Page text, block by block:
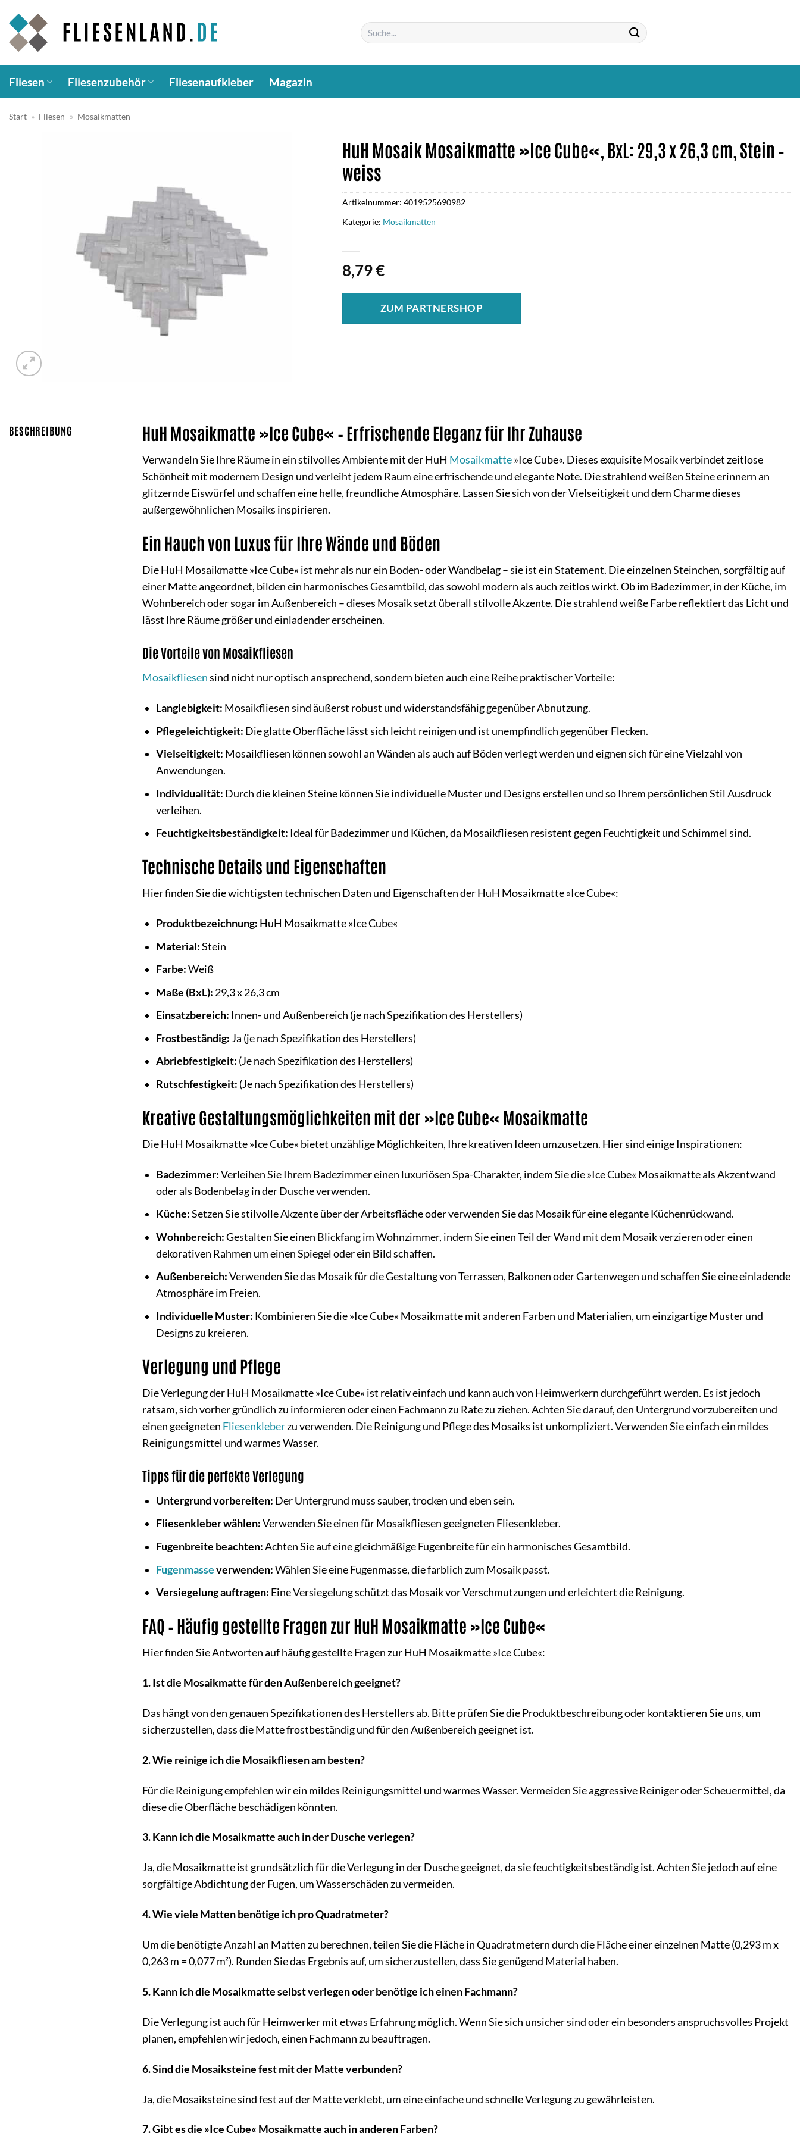
Inhalt
springen
Suchen
nach:
Fliesen Fliesenzubehör Fliesenaufkleber Magazin
Start » Fliesen » Mosaikmatten
HuH Mosaik Mosaikmatte »Ice Cube«, BxL: 29,3 x 26,3 cm, Stein –
weiss
8,79€
ZUM PARTNERSHOP
Artikelnummer: 4019525690982
Kategorie: Mosaikmatten
BESCHREIBUNG HuH Mosaikmatte »Ice Cube« – Erfrischende Eleganz für Ihr Zuhause
Verwandeln Sie Ihre Räume in ein stilvolles Ambiente mit der HuH Mosaikmatte»Ice Cube«. Dieses exquisite Mosaik verbindet zeitlose
Schönheit mit modernem Design und verleiht jedem Raum eine erfrischende und elegante Note. Die strahlend weißen Steine erinnern an
glitzernde Eiswürfel und schaffen eine helle, freundliche Atmosphäre. Lassen Sie sich von der Vielseitigkeit und dem Charme dieses
außergewöhnlichen Mosaiks inspirieren.
Ein Hauch von Luxus für Ihre Wände und Böden
Die HuH Mosaikmatte »Ice Cube« ist mehr als nur ein Boden- oder Wandbelag – sie ist ein Statement. Die einzelnen Steinchen, sorgfältig auf
einer Matte angeordnet, bilden ein harmonisches Gesamtbild, das sowohl modern als auch zeitlos wirkt. Ob im Badezimmer, in der Küche, im
Wohnbereich oder sogar im Außenbereich – dieses Mosaik setzt überall stilvolle Akzente. Die strahlend weiße Farbe reflektiert das Licht und
lässt Ihre Räume größer und einladender erscheinen.
Die Vorteile von Mosaikfliesen
Mosaikfliesensind nicht nur optisch ansprechend, sondern bieten auch eine Reihe praktischer Vorteile:
Langlebigkeit: Mosaikfliesen sind äußerst robust und widerstandsfähig gegenüber Abnutzung.
Pflegeleichtigkeit: Die glatte Oberfläche lässt sich leicht reinigen und ist unempfindlich gegenüber Flecken.
Vielseitigkeit: Mosaikfliesen können sowohl an Wänden als auch auf Böden verlegt werden und eignen sich für eine Vielzahl von
Anwendungen.
Individualität: Durch die kleinen Steine können Sie individuelle Muster und Designs erstellen und so Ihrem persönlichen Stil Ausdruck
verleihen.
Feuchtigkeitsbeständigkeit: Ideal für Badezimmer und Küchen, da Mosaikfliesen resistent gegen Feuchtigkeit und Schimmel sind.
Technische Details und Eigenschaften
Hier finden Sie die wichtigsten technischen Daten und Eigenschaften der HuH Mosaikmatte »Ice Cube«:
Produktbezeichnung: HuH Mosaikmatte »Ice Cube«
Material:Stein
Farbe:Weiß
Maße (BxL): 29,3 x 26,3 cm
Einsatzbereich: Innen- und Außenbereich (je nach Spezifikation des Herstellers)
Frostbeständig: Ja (je nach Spezifikation des Herstellers)
Abriebfestigkeit: (Je nach Spezifikation des Herstellers)
Rutschfestigkeit: (Je nach Spezifikation des Herstellers)
Kreative Gestaltungsmöglichkeiten mit der »Ice Cube« Mosaikmatte
Die HuH Mosaikmatte »Ice Cube« bietet unzählige Möglichkeiten, Ihre kreativen Ideen umzusetzen. Hier sind einige Inspirationen:
Badezimmer:Verleihen Sie Ihrem Badezimmer einen luxuriösen Spa-Charakter, indem Sie die »Ice Cube« Mosaikmatte als Akzentwand
oder als Bodenbelag in der Dusche verwenden.
Küche:Setzen Sie stilvolle Akzente über der Arbeitsfläche oder verwenden Sie das Mosaik für eine elegante Küchenrückwand.
Wohnbereich:Gestalten Sie einen Blickfang im Wohnzimmer, indem Sie einen Teil der Wand mit dem Mosaik verzieren oder einen
dekorativen Rahmen um einen Spiegel oder ein Bild schaffen.
Außenbereich:Verwenden Sie das Mosaik für die Gestaltung von Terrassen, Balkonen oder Gartenwegen und schaffen Sie eine einladende
Atmosphäre im Freien.
Individuelle Muster: Kombinieren Sie die »Ice Cube« Mosaikmatte mit anderen Farben und Materialien, um einzigartige Muster und
Designs zu kreieren.
Verlegung und Pflege
Die Verlegung der HuH Mosaikmatte »Ice Cube« ist relativ einfach und kann auch von Heimwerkern durchgeführt werden. Es ist jedoch
ratsam, sich vorher gründlich zu informieren oder einen Fachmann zu Rate zu ziehen. Achten Sie darauf, den Untergrund vorzubereiten und
einen geeigneten Fliesenkleberzu verwenden. Die Reinigung und Pflege des Mosaiks ist unkompliziert. Verwenden Sie einfach ein mildes
Reinigungsmittel und warmes Wasser.
Tipps für die perfekte Verlegung
Untergrund vorbereiten: Der Untergrund muss sauber, trocken und eben sein.
Fliesenkleber wählen:Verwenden Sie einen für Mosaikfliesen geeigneten Fliesenkleber.
Fugenbreite beachten:Achten Sie auf eine gleichmäßige Fugenbreite für ein harmonisches Gesamtbild.
Fugenmasseverwenden:Wählen Sie eine Fugenmasse, die farblich zum Mosaik passt.
Versiegelung auftragen: Eine Versiegelung schützt das Mosaik vor Verschmutzungen und erleichtert die Reinigung.
FAQ – Häufig gestellte Fragen zur HuH Mosaikmatte »Ice Cube«
Hier finden Sie Antworten auf häufig gestellte Fragen zur HuH Mosaikmatte »Ice Cube«:
1. Ist die Mosaikmatte für den Außenbereich geeignet?
Das hängt von den genauen Spezifikationen des Herstellers ab. Bitte prüfen Sie die Produktbeschreibung oder kontaktieren Sie uns, um
sicherzustellen, dass die Matte frostbeständig und für den Außenbereich geeignet ist.
2. Wie reinige ich die Mosaikfliesen am besten?
Für die Reinigung empfehlen wir ein mildes Reinigungsmittel und warmes Wasser. Vermeiden Sie aggressive Reiniger oder Scheuermittel, da
diese die Oberfläche beschädigen könnten.
3. Kann ich die Mosaikmatte auch in der Dusche verlegen?
Ja, die Mosaikmatte ist grundsätzlich für die Verlegung in der Dusche geeignet, da sie feuchtigkeitsbeständig ist. Achten Sie jedoch auf eine
sorgfältige Abdichtung der Fugen, um Wasserschäden zu vermeiden.
4. Wie viele Matten benötige ich pro Quadratmeter?
Um die benötigte Anzahl an Matten zu berechnen, teilen Sie die Fläche in Quadratmetern durch die Fläche einer einzelnen Matte (0,293 m x
0,263 m = 0,077 m²). Runden Sie das Ergebnis auf, um sicherzustellen, dass Sie genügend Material haben.
5. Kann ich die Mosaikmatte selbst verlegen oder benötige ich einen Fachmann?
Die Verlegung ist auch für Heimwerker mit etwas Erfahrung möglich. Wenn Sie sich unsicher sind oder ein besonders anspruchsvolles Projekt
planen, empfehlen wir jedoch, einen Fachmann zu beauftragen.
6. Sind die Mosaiksteine fest mit der Matte verbunden?
Ja, die Mosaiksteine sind fest auf der Matte verklebt, um eine einfache und schnelle Verlegung zu gewährleisten.
7. Gibt es die »Ice Cube« Mosaikmatte auch in anderen Farben?